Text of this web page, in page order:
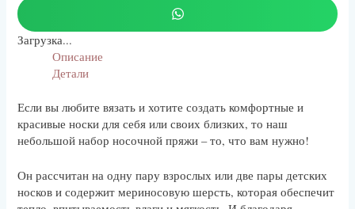
Загрузка...
Описание
Детали
Если вы любите вязать и хотите создать комфортные и
красивые носки для себя или своих близких, то наш
небольшой набор носочной пряжи – то, что вам нужно!
Он рассчитан на одну пару взрослых или две пары детских
носков и содержит мериносовую шерсть, которая обеспечит